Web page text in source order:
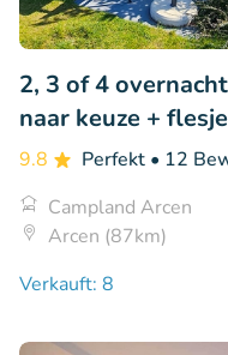
2, 3 of 4
naar keuze +
9.8 Perfekt • 12
Campland Arcen
Arcen (87km)
Verkauft: 8